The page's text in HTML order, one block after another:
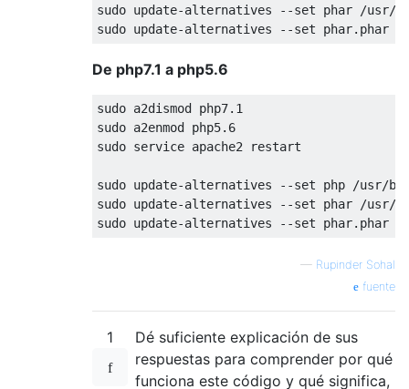
sudo update-alternatives --set phar /usr/
sudo update-alternatives --set phar.phar /
De php7.1 a php5.6
sudo a2dismod php7.1
sudo a2enmod php5.6
sudo service apache2 restart
sudo update-alternatives --set php /usr/
sudo update-alternatives --set phar /usr/
sudo update-alternatives --set phar.phar /
— Rupinder Sohal
fuente
1
Dé suficiente explicación de sus
respuestas para comprender por qué
funciona este código y qué significa,